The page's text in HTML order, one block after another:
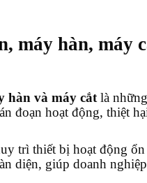
máy hàn, máy
hàn và máy cắtlà
đoạn hoạt động, thiệt
trì thiết bị hoạt động
diện, giúp doanh